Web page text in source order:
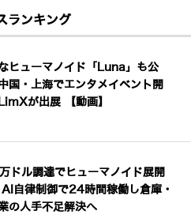
ランキング
ヒューマノイド「Luna」も公
国・上海でエンタメイベント開
が出展 【動画】
ドル調達でヒューマノイド展開
自律制御で24時間稼働し倉庫・
の人手不足解決へ